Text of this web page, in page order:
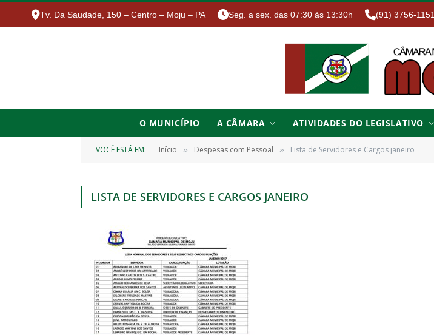
Tv. Da Saudade, 150 – Centro – Moju – PA Seg. a sex. das 07:30 às 13:30h (91) 3756-1151
O MUNICÍPIO A CÂMARA ATIVIDADES DO LEGISLATIVO
VOCÊ ESTÁ EM: Início » Despesas com Pessoal » Lista de Servidores e Cargos janeiro
LISTA DE SERVIDORES E CARGOS JANEIRO